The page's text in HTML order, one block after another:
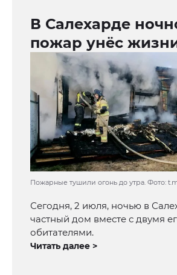
В Салехарде
пожар унёс
Пожарные тушили огонь до утра. Фото:
Сегодня, 2 июля, ночью в
частный дом вместе с двумя
обитателями.
Читать далее >